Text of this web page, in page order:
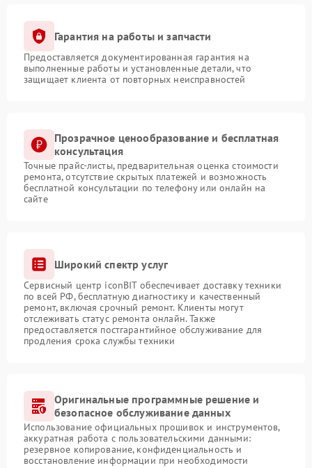
Гарантия на работы и запчасти
Предоставляется документированная гарантия на
выполненные работы и установленные детали, что
защищает клиента от повторных неисправностей
Прозрачное ценообразование и бесплатная
консультация
Точные прайс-листы, предварительная оценка стоимости
ремонта, отсутствие скрытых платежей и возможность
бесплатной консультации по телефону или онлайн на
сайте
Широкий спектр услуг
Сервисный центр iconBIT обеспечивает доставку техники
по всей РФ, бесплатную диагностику и качественный
ремонт, включая срочный ремонт. Клиенты могут
отслеживать статус ремонта онлайн. Также
предоставляется постгарантийное обслуживание для
продления срока службы техники
Оригинальные программные решение и
безопасное обслуживание данных
Использование официальных прошивок и инструментов,
аккуратная работа с пользовательскими данными:
резервное копирование, конфиденциальность и
восстановление информации при необходимости